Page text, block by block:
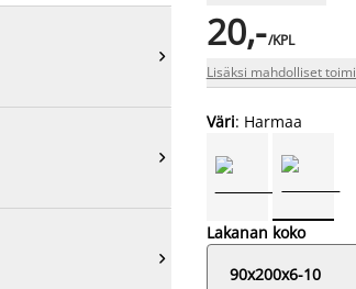



20,-/KPL
Lisäksi mahdolliset
Väri: Harmaa
Lakanan koko
90x200x6-10